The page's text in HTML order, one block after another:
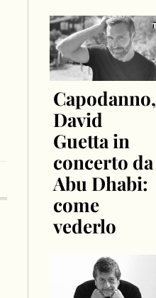
Capodanno,
David
Guetta in
concerto da
Abu Dhabi:
come
vederlo